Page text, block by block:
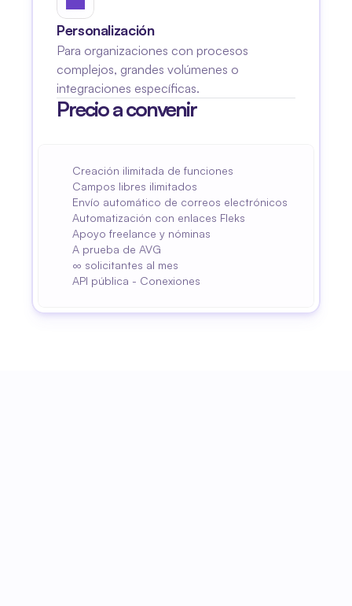
Personalización
Para organizaciones con procesos
complejos, grandes volúmenes o
integraciones específicas.
Precio a convenir
Creación ilimitada de funciones
Campos libres ilimitados
Envío automático de correos electrónicos
Automatización con enlaces Fleks
Apoyo freelance y nóminas
A prueba de AVG
∞ solicitantes al mes
API pública - Conexiones